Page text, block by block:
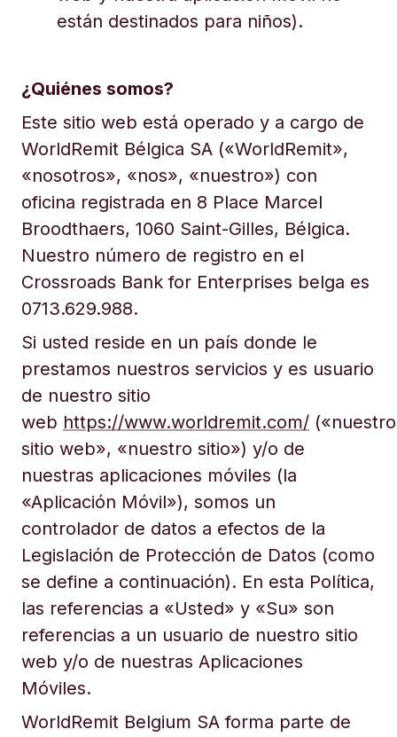
están destinados para niños).
¿Quiénes somos?
Este sitio web está operado y a cargo de
WorldRemit Bélgica SA («WorldRemit»,
«nosotros», «nos», «nuestro») con
oficina registrada en 8 Place Marcel
Broodthaers, 1060 Saint-Gilles, Bélgica.
Nuestro número de registro en el
Crossroads Bank for Enterprises belga es
0713.629.988.
Si usted reside en un país donde le
prestamos nuestros servicios y es usuario
de nuestro sitio
web https://www.worldremit.com/ («nuestro
sitio web», «nuestro sitio») y/o de
nuestras aplicaciones móviles (la
«Aplicación Móvil»), somos un
controlador de datos a efectos de la
Legislación de Protección de Datos (como
se define a continuación). En esta Política,
las referencias a «Usted» y «Su» son
referencias a un usuario de nuestro sitio
web y/o de nuestras Aplicaciones
Móviles.
WorldRemit Belgium SA forma parte de